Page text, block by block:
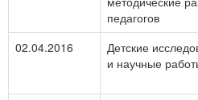
педагогов
02.04.2016
Детские
и научные